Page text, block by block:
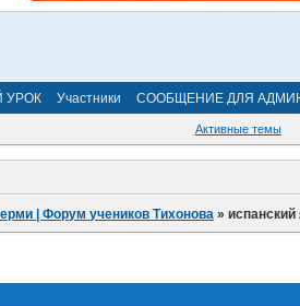
УРОК Участники СООБЩЕНИЕ ДЛЯ
Активные темы
| Форум учеников Тихонова »